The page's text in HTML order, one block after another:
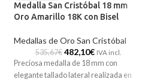
Medalla San Cristóbal 18 mm
Oro Amarillo 18K con Bisel
Medallas de Oro San Cristóbal
535,67€ 482,10€ IVA incl.
Preciosa medalla de 18 mm con
elegante tallado lateral realizada en